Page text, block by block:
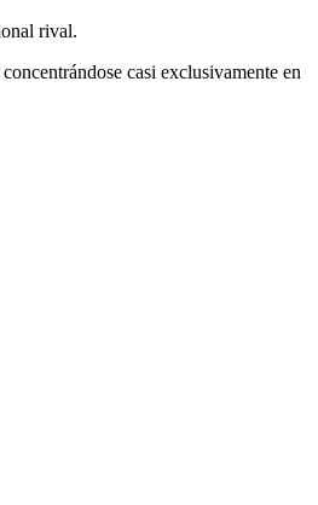
rival.
casi exclusivamente en